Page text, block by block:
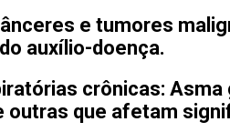
e tumores
auxílio-doença.
crônicas: Asma
outras que afetam